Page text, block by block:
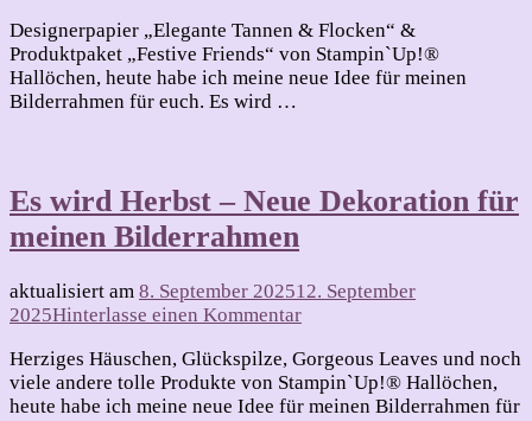
–
neue
Dekoration
Designerpapier „Elegante Tannen & Flocken“ &
Produktpaket „Festive Friends“ von Stampin`Up!®
Hallöchen, heute habe ich meine neue Idee für meinen
Bilderrahmen für euch. Es wird …
Es wird Herbst – Neue Dekoration für
meinen Bilderrahmen
aktualisiert am 8. September 202512. September
2025Hinterlasse einen Kommentarzu
wird
Herbst
–
Herziges Häuschen, Glückspilze, Gorgeous Leaves und noch
viele andere tolle Produkte von Stampin`Up!® Hallöchen,
heute habe ich meine neue Idee für meinen Bilderrahmen für